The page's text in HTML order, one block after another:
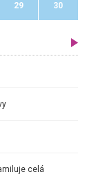
29 30
celá